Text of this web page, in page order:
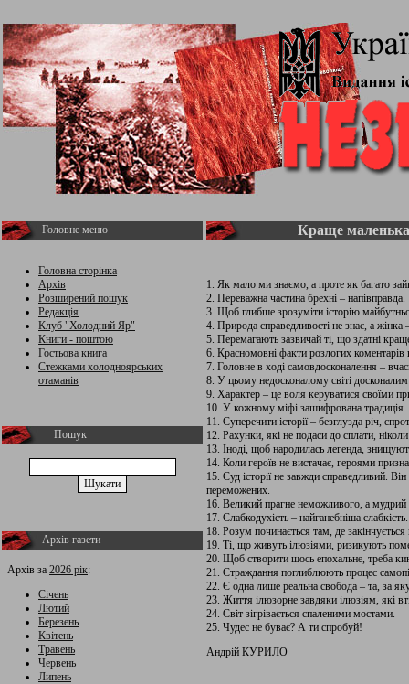
Головне меню
Головна сторінка
Архів
Розширений пошук
Редакція
Клуб "Холодний Яр"
Книги - поштою
Гостьова книга
Стежками холодноярських
отаманів
Пошук
Архів газети
Архів за 2026 рік:
Січень
Лютий
Березень
Квітень
Травень
Червень
Липень
Краще маленька
1. Як мало ми знаємо, а проте як багато
2. Переважна частина брехні – напівправда.
3. Щоб глибше зрозуміти історію
4. Природа справедливості не знає, а жінка
5. Перемагають зазвичай ті, що здатні
6. Красномовні факти розлогих коментарів
7. Головне в ході самовдосконалення –
8. У цьому недосконалому світі
9. Характер – це воля керуватися своїми
10. У кожному міфі зашифрована традиція.
11. Суперечити історії – безглузда річ,
12. Рахунки, які не подаси до сплати,
13. Іноді, щоб народилась легенда,
14. Коли героїв не вистачає, героями
15. Суд історії не завжди справедливий.
переможених.
16. Великий прагне неможливого, а мудрий
17. Слабкодухість – найганебніша слабкість.
18. Розум починається там, де закінчується
19. Ті, що живуть ілюзіями, ризикують
20. Щоб створити щось епохальне, треба
21. Страждання поглиблюють процес
22. Є одна лише реальна свобода – та, за
23. Життя ілюзорне завдяки ілюзіям, які
24. Світ зігрівається спаленими мостами.
25. Чудес не буває? А ти спробуй!
Андрій КУРИЛО